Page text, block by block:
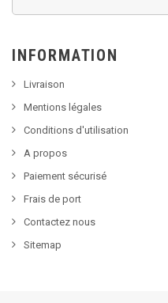
INFORMATION
Livraison
Mentions légales
Conditions d'utilisation
A propos
Paiement sécurisé
Frais de port
Contactez nous
Sitemap